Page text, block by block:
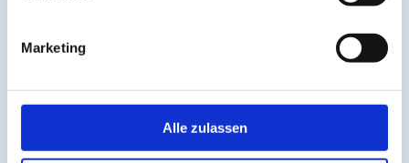
Marketing
Alle zulassen
Disziplin
Dosha(1)
Dunkle Jahreszeit(11)
Ego(1)
Einsamkeit(3)